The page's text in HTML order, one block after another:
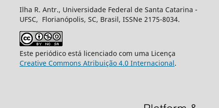
Ilha R. Antr., Universidade Federal de Santa Catarina -
UFSC, Florianópolis, SC, Brasil, ISSNe 2175-8034.
Este periódico está licenciado com uma Licença
Creative Commons Atribuição 4.0 Internacional.